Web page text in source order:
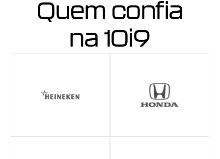
Quem confia
na 10i9